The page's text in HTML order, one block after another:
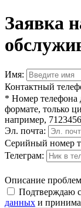
Заявка
Имя:
Контактный
* Номер телефона
формате, только
например,
Эл. почта:
Серийный номер
Телеграм:
Описание
Подтверждаю
данных и